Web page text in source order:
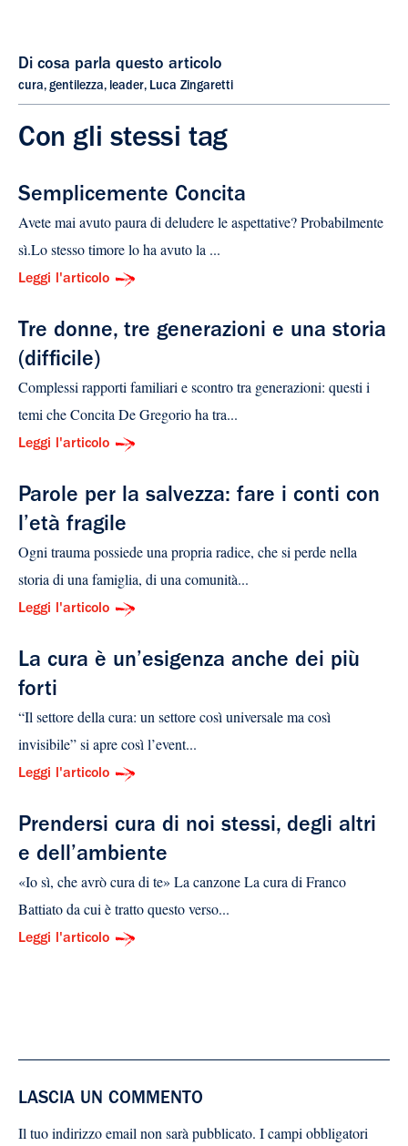
Di cosa parla questo articolo
cura, gentilezza, leader, Luca Zingaretti
Con gli stessi tag
Semplicemente Concita
Avete mai avuto paura di deludere le aspettative? Probabilmente
sì.Lo stesso timore lo ha avuto la ...
Leggi l'articolo
Tre donne, tre generazioni e una storia
(difficile)
Complessi rapporti familiari e scontro tra generazioni: questi i
temi che Concita De Gregorio ha tra...
Leggi l'articolo
Parole per la salvezza: fare i conti con
l’età fragile
Ogni trauma possiede una propria radice, che si perde nella
storia di una famiglia, di una comunità...
Leggi l'articolo
La cura è un’esigenza anche dei più
forti
“Il settore della cura: un settore così universale ma così
invisibile” si apre così l’event...
Leggi l'articolo
Prendersi cura di noi stessi, degli altri
e dell’ambiente
«Io sì, che avrò cura di te» La canzone La cura di Franco
Battiato da cui è tratto questo verso...
Leggi l'articolo
LASCIA UN COMMENTO
Il tuo indirizzo email non sarà pubblicato. I campi obbligatori